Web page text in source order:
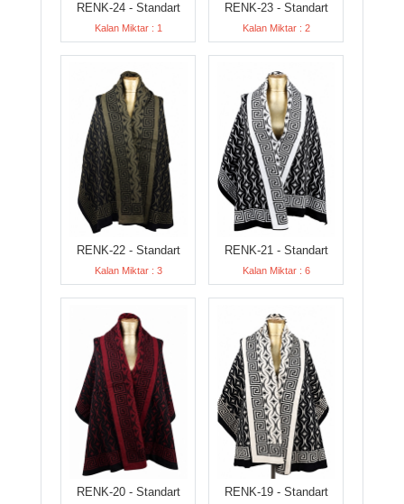
RENK-24 - Standart
Kalan Miktar : 1
RENK-23 - Standart
Kalan Miktar : 2
RENK-22 - Standart
Kalan Miktar : 3
RENK-21 - Standart
Kalan Miktar : 6
RENK-20 - Standart RENK-19 - Standart